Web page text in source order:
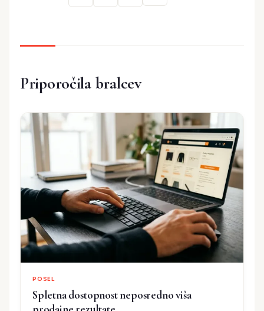
Priporočila bralcev
POSEL
Spletna dostopnost neposredno viša